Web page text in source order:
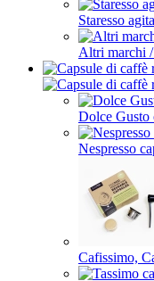
Staresso
Altri marchi /
Dolce Gusto
Nespresso
Cafissimo,